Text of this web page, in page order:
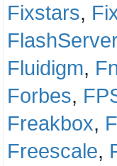
Fixstars,
Fluidigm,
Forbes,
Freakbox,
Freescale,